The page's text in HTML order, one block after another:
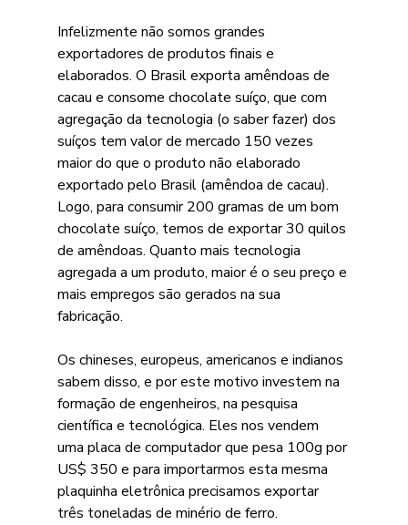
Infelizmente não somos grandes
exportadores de produtos finais e
elaborados. O Brasil exporta amêndoas de
cacau e consome chocolate suíço, que com
agregação da tecnologia (o saber fazer) dos
suíços tem valor de mercado 150 vezes
maior do que o produto não elaborado
exportado pelo Brasil (amêndoa de cacau).
Logo, para consumir 200 gramas de um bom
chocolate suíço, temos de exportar 30 quilos
de amêndoas. Quanto mais tecnologia
agregada a um produto, maior é o seu preço e
mais empregos são gerados na sua
fabricação.
Os chineses, europeus, americanos e indianos
sabem disso, e por este motivo investem na
formação de engenheiros, na pesquisa
científica e tecnológica. Eles nos vendem
uma placa de computador que pesa 100g por
US$ 350 e para importarmos esta mesma
plaquinha eletrônica precisamos exportar
três toneladas de minério de ferro.